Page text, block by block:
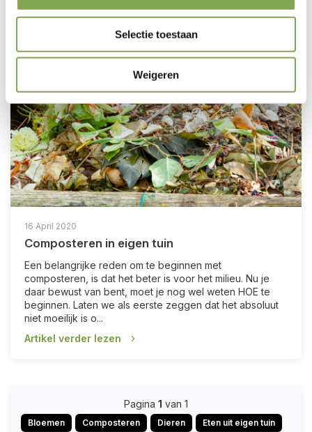
Selectie toestaan
Weigeren
16 April 2020
Composteren in eigen tuin
Een belangrijke reden om te beginnen met
composteren, is dat het beter is voor het milieu. Nu je
daar bewust van bent, moet je nog wel weten HOE te
beginnen. Laten we als eerste zeggen dat het absoluut
niet moeilijk is o...
Artikel verder lezen
Pagina 1 van 1
Bloemen Composteren Dieren Eten uit eigen tuin